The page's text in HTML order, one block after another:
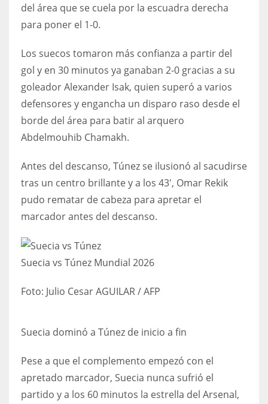
NE
OAK
NYG
MIA
17
WSH
del área que se cuela por la escuadra derecha
para poner el 1-0.
Los suecos tomaron más confianza a partir del
gol y en 30 minutos ya ganaban 2-0 gracias a su
goleador Alexander Isak, quien superó a varios
defensores y engancha un disparo raso desde el
borde del área para batir al arquero
Abdelmouhib Chamakh.
Antes del descanso, Túnez se ilusionó al sacudirse
tras un centro brillante y a los 43′, Omar Rekik
pudo rematar de cabeza para apretar el
marcador antes del descanso.
Suecia vs Túnez Mundial 2026
Foto: Julio Cesar AGUILAR / AFP
Suecia dominó a Túnez de inicio a fin
Pese a que el complemento empezó con el
apretado marcador, Suecia nunca sufrió el
partido y a los 60 minutos la estrella del Arsenal,